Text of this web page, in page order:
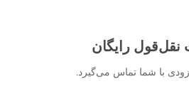
نقل‌قول رایگان
زودی با شما تماس می‌گیرد.